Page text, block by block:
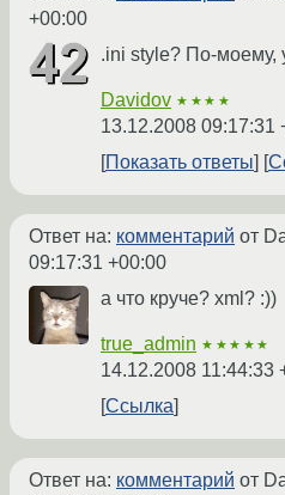
+00:00
.ini style? По-моему,
Davidov ★★★★
13.12.2008 09:17:31
Показать ответы
Ответ на: комментарий от
09:17:31 +00:00
а что круче? xml? :))
true_admin ★★★★★
14.12.2008 11:44:33
Ссылка
Ответ на: комментарий от